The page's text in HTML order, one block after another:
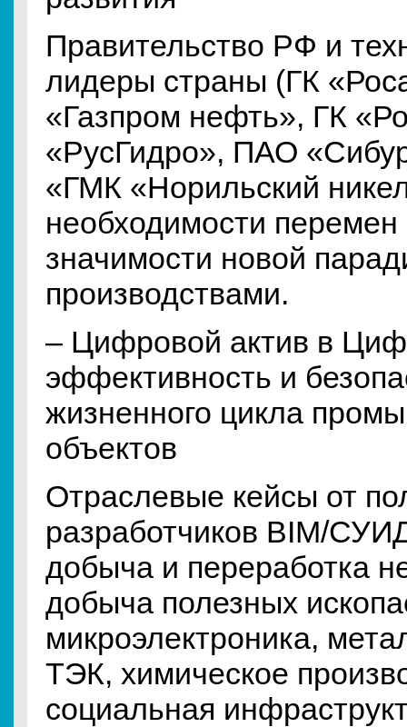
Правительство РФ и
лидеры страны (ГК
«Газпром нефть», ГК
«РусГидро», ПАО
«ГМК «Норильский
необходимости перемен
значимости новой
производствами.
– Цифровой актив в
эффективность и
жизненного цикла
объектов
Отраслевые кейсы от
разработчиков BIM/
добыча и переработка
добыча полезных
микроэлектроника,
ТЭК, химическое
социальная